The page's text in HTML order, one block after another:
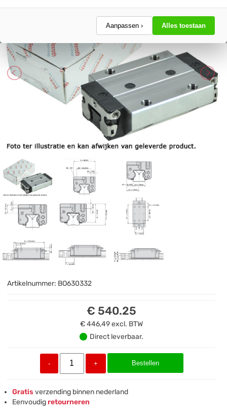
Aanpassen › Alles toestaan
Artikelnummer: BO630332
€ 540.25
€ 446,49excl. BTW
Direct leverbaar.
- + Bestellen
Gratis verzending binnen nederland
Eenvoudigretourneren